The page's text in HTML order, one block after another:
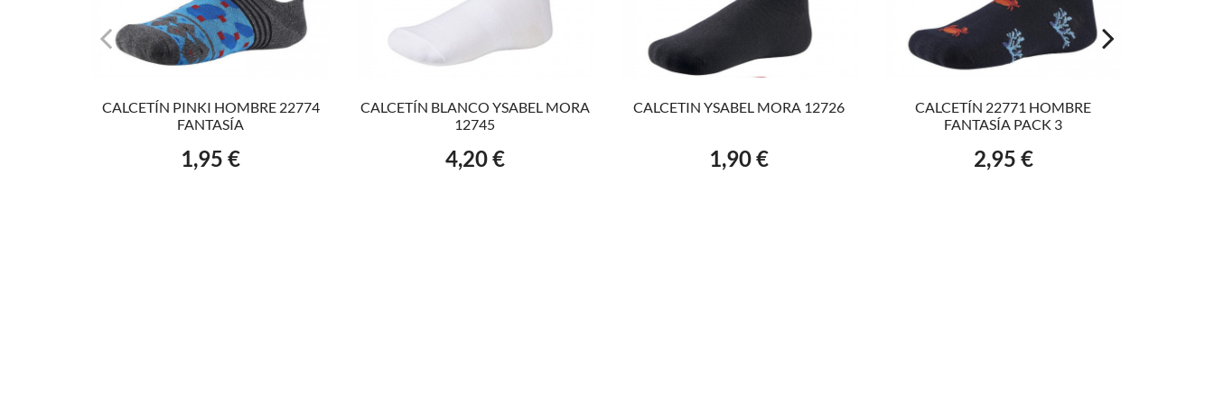
AÑADIR AL CARRITO
CALCETÍN PINKI HOMBRE 22774
FANTASÍA
Precio
1,95 €
AÑADIR AL CARRITO
CALCETÍN BLANCO YSABEL MORA
12745
Precio
4,20 €
AÑADIR AL CARRITO
CALCETIN YSABEL MORA 12726
Precio
1,90 €
AÑADIR AL CARRITO
CALCETÍN 22771 HOMBRE
FANTASÍA PACK 3
Precio
2,95 €